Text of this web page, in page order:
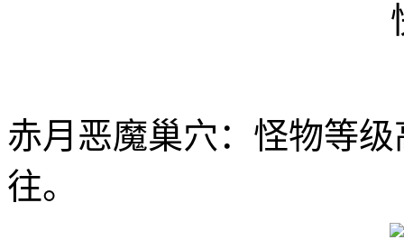
赤月恶魔巢穴：怪物等
往。